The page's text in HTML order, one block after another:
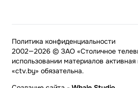
2002—2026 © ЗАО «Столичное
использовании материалов
«ctv.by» обязательна.
Политика конфиденциальности